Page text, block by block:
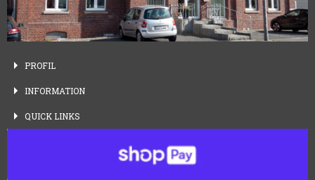
PROFIL
INFORMATION
QUICK LINKS